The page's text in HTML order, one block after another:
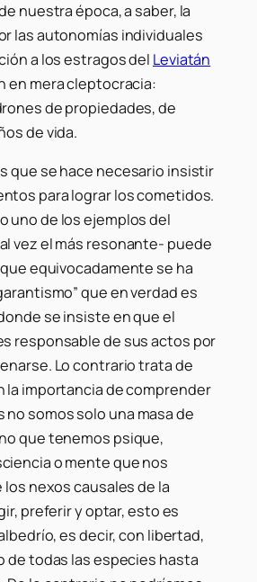
nuestra época, a saber, la
las autonomías individuales
a los estragos del Leviatán
en mera cleptocracia:
de propiedades, de
de vida.
que se hace necesario insistir
para lograr los cometidos.
uno de los ejemplos del
vez el más resonante- puede
equivocadamente se ha
que en verdad es
se insiste en que el
responsable de sus actos por
Lo contrario trata de
la importancia de comprender
no somos solo una masa de
que tenemos psique,
o mente que nos
nexos causales de la
preferir y optar, esto es
es decir, con libertad,
de todas las especies hasta